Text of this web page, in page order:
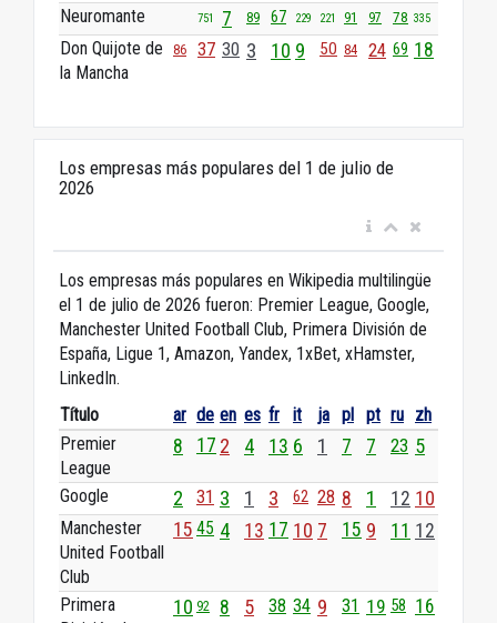
Neuromante 751 7 89 67 229 221 91 97 78 335
Don Quijote de
la Mancha
86 37 30 3 10 9 50 84 24 69 18
Los empresas más populares del 1 de julio de
2026
Los empresas más populares en Wikipedia multilingüe
el 1 de julio de 2026 fueron: Premier League, Google,
Manchester United Football Club, Primera División de
España, Ligue 1, Amazon, Yandex, 1xBet, xHamster,
LinkedIn.
Título
ar de en es fr it ja pl pt ru zh
Premier
League
8 17 2 4 13 6 1 7 7 23 5
Google 2 31 3 1 3 62 28 8 1 12 10
Manchester
United Football
Club
15 45 4 13 17 10 7 15 9 11 12
Primera
10 92 8 5 38 34 9 31 19 58 16